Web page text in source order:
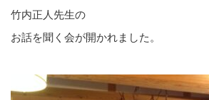
竹内正人先生の
お話を聞く会が開かれました。